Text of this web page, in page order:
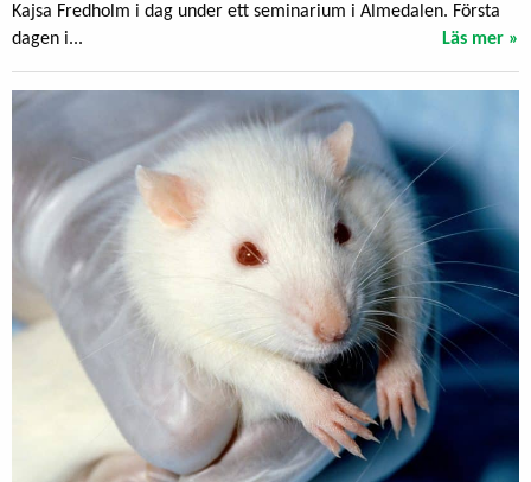
Kajsa Fredholm i dag under ett seminarium i Almedalen. Första
dagen i...
Läs mer »